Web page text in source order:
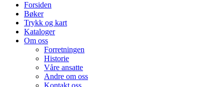
Forsiden
Bøker
Trykk og kart
Kataloger
Om oss
Forretningen
Historie
Våre ansatte
Andre om oss
Kontakt oss